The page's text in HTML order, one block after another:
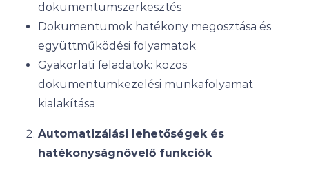
dokumentumszerkesztés
Dokumentumok hatékony megosztása és
együttműködési folyamatok
Gyakorlati feladatok: közös
dokumentumkezelési munkafolyamat
kialakítása
Automatizálási lehetőségek és
hatékonyságnövelő funkciók